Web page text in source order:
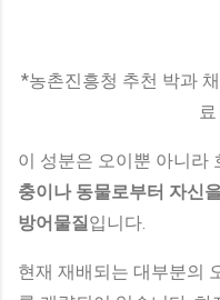
*농촌진흥청 추천 박과
이 성분은 오이뿐 아니라
충이나 동물로부터 자신
방어물질입니다.
현재 재배되는 대부분의